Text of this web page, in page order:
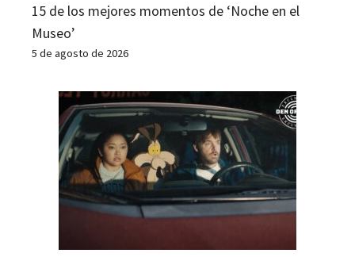
15 de los mejores momentos de ‘Noche en el
Museo’
5 de agosto de 2026